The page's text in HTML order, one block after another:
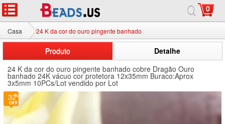
0
Casa 24 K da cor do ouro pingente banhado
Produto
Detalhe
24 K da cor do ouro pingente banhado cobre Dragão Ouro
banhado 24K vácuo cor protetora 12x35mm Buraco:Aprox
3x5mm 10PCs/Lot vendido por Lot
32